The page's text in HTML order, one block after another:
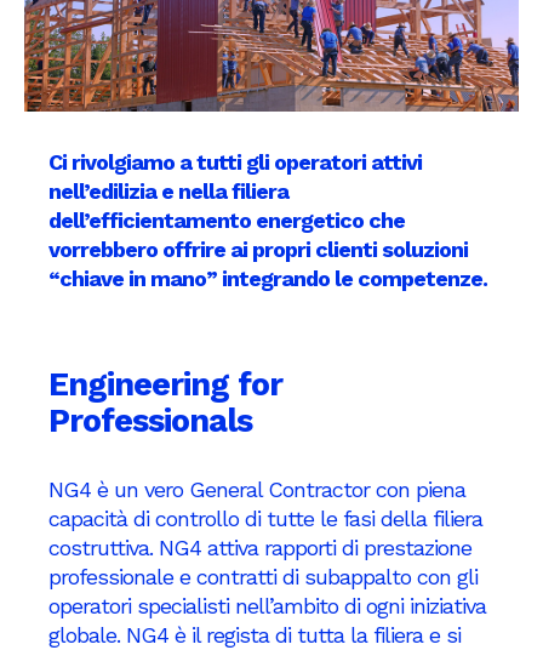
Ci rivolgiamo a tutti gli operatori attivi
nell’edilizia e nella filiera
dell’efficientamento energetico che
vorrebbero offrire ai propri clienti soluzioni
“chiave in mano” integrando le competenze.
Engineering for
Professionals
NG4 è un vero General Contractor con piena
capacità di controllo di tutte le fasi della filiera
costruttiva. NG4 attiva rapporti di prestazione
professionale e contratti di subappalto con gli
operatori specialisti nell’ambito di ogni iniziativa
globale. NG4 è il regista di tutta la filiera e si